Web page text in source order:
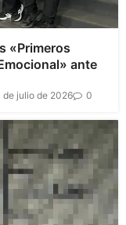
«Primeros
ante
de julio de 2026 0